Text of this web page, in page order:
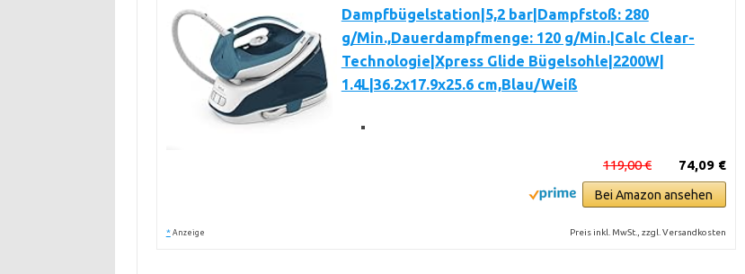
Dampfbügelstation|5,2 bar|Dampfstoß: 280
g/Min.,Dauerdampfmenge: 120 g/Min.|Calc Clear-
Technologie|Xpress Glide Bügelsohle|2200W|
1.4L|36.2x17.9x25.6 cm,Blau/Weiß
74,09 €
119,00 €
Bei Amazon ansehen
* Anzeige Preis inkl. MwSt., zzgl. Versandkosten